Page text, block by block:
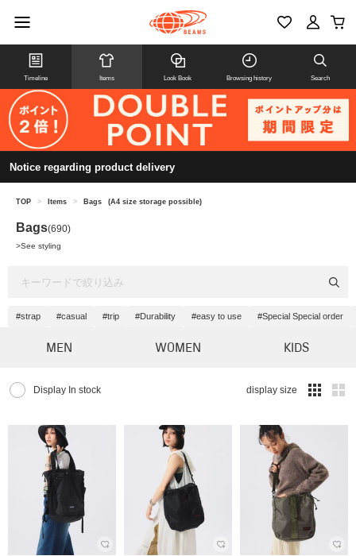
Timeline Items Look Book Browsing history Search
Notice regarding product delivery
TOP > Items > Bags (A4 size storage possible)
Bags(690)
>See styling
#strap #casual #trip #Durability #easy to use #Special Special order
MEN WOMEN KIDS
Display In stock display size